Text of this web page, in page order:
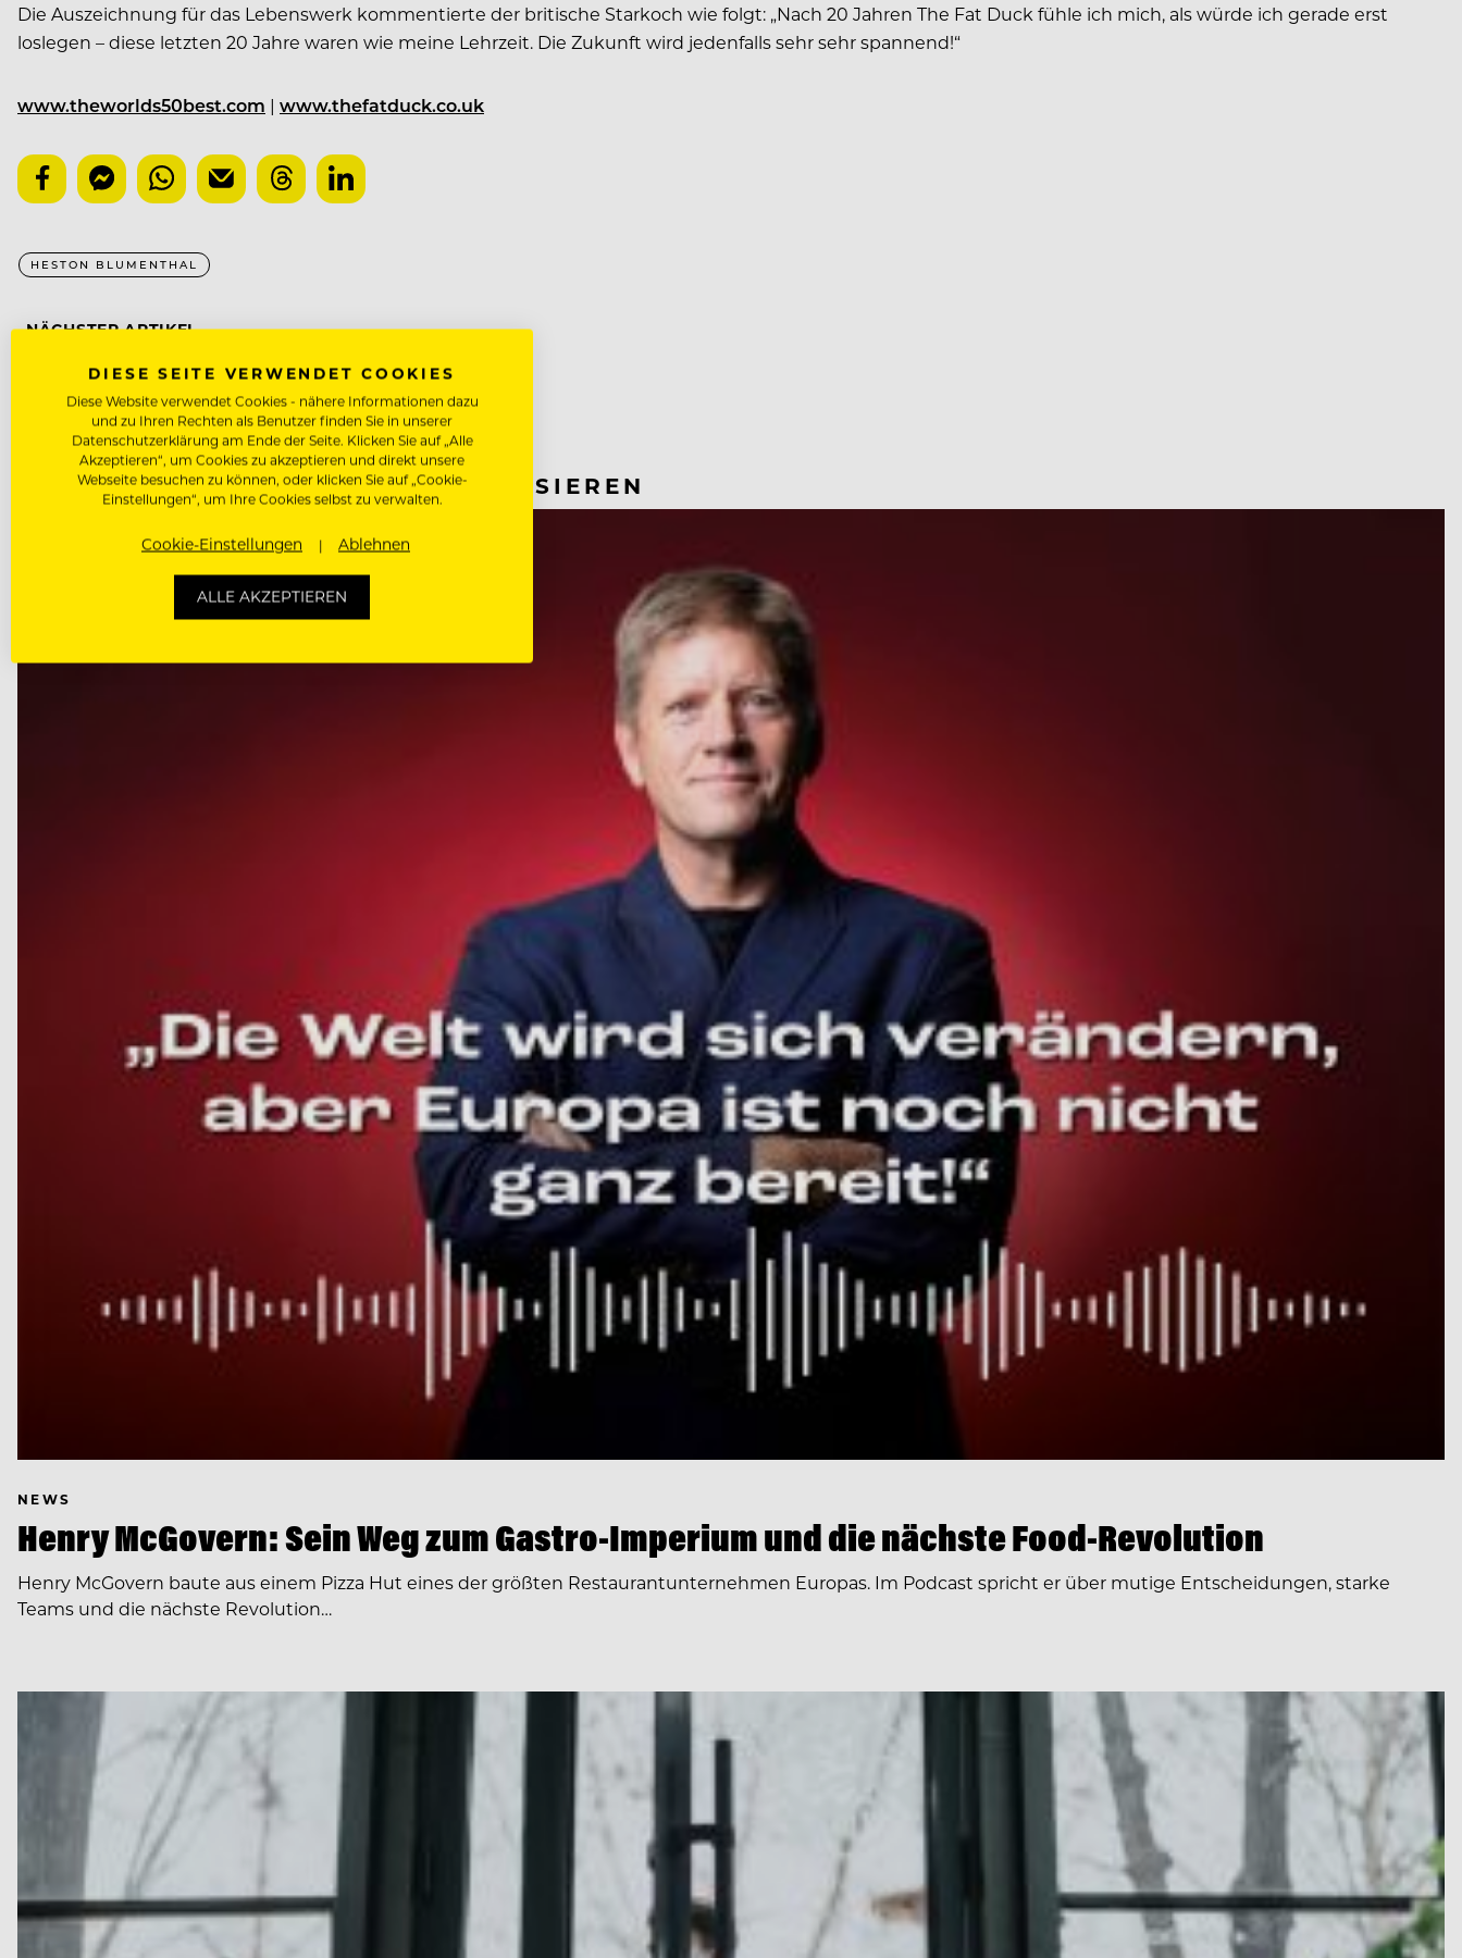
Die Auszeichnung für das Lebenswerk kommentierte der britische Starkoch wie folgt: „Nach 20 Jahren The Fat Duck fühle ich mich, als würde ich gerade erst
loslegen – diese letzten 20 Jahre waren wie meine Lehrzeit. Die Zukunft wird jedenfalls sehr sehr spannend!“
www.theworlds50best.com | www.thefatduck.co.uk
HESTON BLUMENTHAL
NÄCHSTER ARTIKEL
VORHERIGER ARTIKEL
DAS KÖNNTE DICH AUCH INTERESSIEREN
NEWS
Henry McGovern: Sein Weg zum Gastro-Imperium und die nächste Food-Revolution
Henry McGovern baute aus einem Pizza Hut eines der größten Restaurantunternehmen Europas. Im Podcast spricht er über mutige Entscheidungen, starke
Teams und die nächste Revolution…
DIESE SEITE VERWENDET COOKIES
Diese Website verwendet Cookies - nähere Informationen dazu
und zu Ihren Rechten als Benutzer finden Sie in unserer
Datenschutzerklärung am Ende der Seite. Klicken Sie auf „Alle
Akzeptieren“, um Cookies zu akzeptieren und direkt unsere
Webseite besuchen zu können, oder klicken Sie auf „Cookie-
Einstellungen“, um Ihre Cookies selbst zu verwalten.
Cookie-Einstellungen Ablehnen
ALLE AKZEPTIEREN